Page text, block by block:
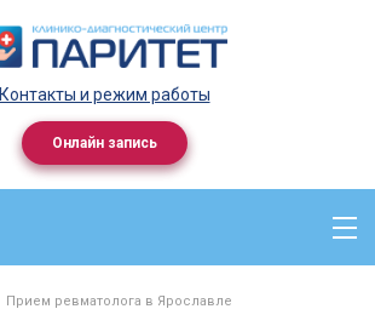
Контакты и режим работы
Онлайн запись
Прием ревматолога в Ярославле